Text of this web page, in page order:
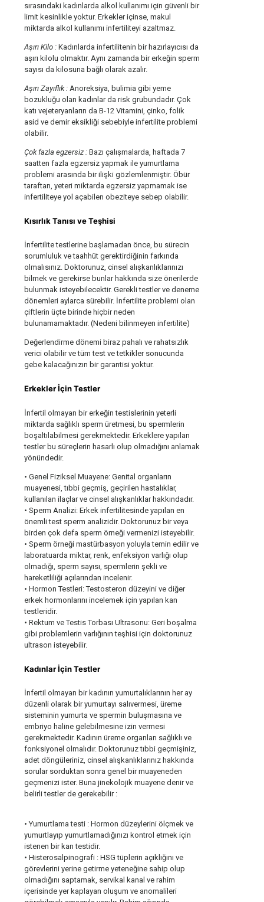
sırasındaki kadınlarda alkol kullanımı için güvenli bir
limit kesinlikle yoktur. Erkekler içinse, makul
miktarda alkol kullanımı infertiliteyi azaltmaz.
Aşırı Kilo : Kadınlarda infertilitenin bir hazırlayıcısı da
aşırı kilolu olmaktır. Aynı zamanda bir erkeğin sperm
sayısı da kilosuna bağlı olarak azalır.
Aşırı Zayıflık : Anoreksiya, bulimia gibi yeme
bozukluğu olan kadınlar da risk grubundadır. Çok
katı vejeteryanların da B-12 Vitamini, çinko, folik
asid ve demir eksikliği sebebiyle infertilite problemi
olabilir.
Çok fazla egzersiz : Bazı çalışmalarda, haftada 7
saatten fazla egzersiz yapmak ile yumurtlama
problemi arasında bir ilişki gözlemlenmiştir. Öbür
taraftan, yeteri miktarda egzersiz yapmamak ise
infertiliteye yol açabilen obeziteye sebep olabilir.
Kısırlık Tanısı ve Teşhisi
İnfertilite testlerine başlamadan önce, bu sürecin
sorumluluk ve taahhüt gerektirdiğinin farkında
olmalısınız. Doktorunuz, cinsel alışkanlıklarınızı
bilmek ve gerekirse bunlar hakkında size önerilerde
bulunmak isteyebilecektir. Gerekli testler ve deneme
dönemleri aylarca sürebilir. İnfertilite problemi olan
çiftlerin üçte birinde hiçbir neden
bulunamamaktadır. (Nedeni bilinmeyen infertilite)
Değerlendirme dönemi biraz pahalı ve rahatsızlık
verici olabilir ve tüm test ve tetkikler sonucunda
gebe kalacağınızın bir garantisi yoktur.
Erkekler İçin Testler
İnfertil olmayan bir erkeğin testislerinin yeterli
miktarda sağlıklı sperm üretmesi, bu spermlerin
boşaltılabilmesi gerekmektedir. Erkeklere yapılan
testler bu süreçlerin hasarlı olup olmadığını anlamak
yönündedir.
• Genel Fiziksel Muayene: Genital organların
muayenesi, tıbbi geçmiş, geçirilen hastalıklar,
kullanılan ilaçlar ve cinsel alışkanlıklar hakkındadır.
• Sperm Analizi: Erkek infertilitesinde yapılan en
önemli test sperm analizidir. Doktorunuz bir veya
birden çok defa sperm örneği vermenizi isteyebilir.
• Sperm örneği mastürbasyon yoluyla temin edilir ve
laboratuarda miktar, renk, enfeksiyon varlığı olup
olmadığı, sperm sayısı, spermlerin şekli ve
hareketliliği açılarından incelenir.
• Hormon Testleri: Testosteron düzeyini ve diğer
erkek hormonlarını incelemek için yapılan kan
testleridir.
• Rektum ve Testis Torbası Ultrasonu: Geri boşalma
gibi problemlerin varlığının teşhisi için doktorunuz
ultrason isteyebilir.
Kadınlar İçin Testler
İnfertil olmayan bir kadının yumurtalıklarının her ay
düzenli olarak bir yumurtayı salıvermesi, üreme
sisteminin yumurta ve spermin buluşmasına ve
embriyo haline gelebilmesine izin vermesi
gerekmektedir. Kadının üreme organları sağlıklı ve
fonksiyonel olmalıdır. Doktorunuz tıbbi geçmişiniz,
adet döngüleriniz, cinsel alışkanlıklarınız hakkında
sorular sorduktan sonra genel bir muayeneden
geçmenizi ister. Buna jinekolojik muayene denir ve
belirli testler de gerekebilir :
• Yumurtlama testi : Hormon düzeylerini ölçmek ve
yumurtlayıp yumurtlamadığınızı kontrol etmek için
istenen bir kan testidir.
• Histerosalpinografi : HSG tüplerin açıklığını ve
görevlerini yerine getirme yeteneğine sahip olup
olmadığını saptamak, servikal kanal ve rahim
içerisinde yer kaplayan oluşum ve anomalileri